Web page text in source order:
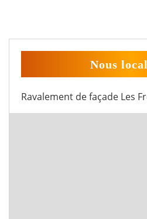
Nous
Ravalement de façade Les